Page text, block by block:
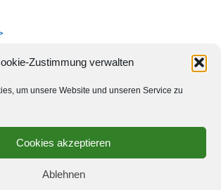
Zustimmung verwalten
um unsere Website und unseren Service zu
Cookies akzeptieren
Ablehnen